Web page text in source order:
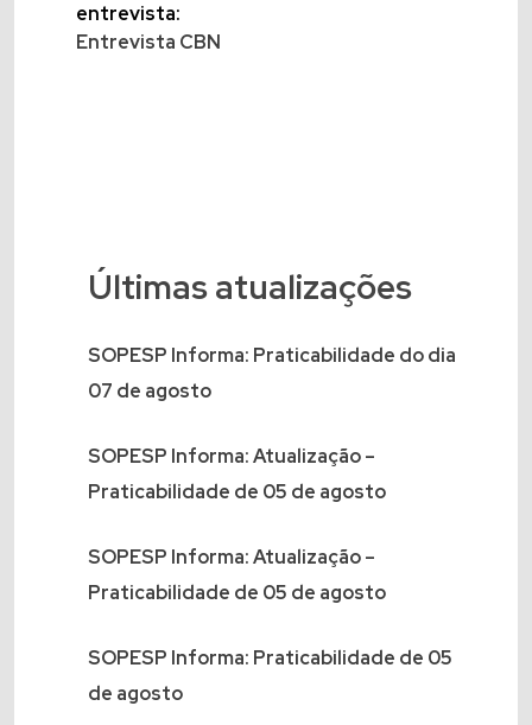
entrevista:
Entrevista CBN
Últimas atualizações
SOPESP Informa: Praticabilidade do dia
07 de agosto
SOPESP Informa: Atualização –
Praticabilidade de 05 de agosto
SOPESP Informa: Atualização –
Praticabilidade de 05 de agosto
SOPESP Informa: Praticabilidade de 05
de agosto